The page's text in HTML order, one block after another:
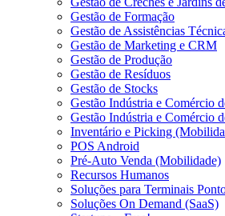
Gestão de Formação
Gestão de Assistências
Gestão de Marketing e CRM
Gestão de Produção
Gestão de Resíduos
Gestão de Stocks
Gestão Indústria e Comércio
Gestão Indústria e Comércio
Inventário e Picking
POS Android
Pré-Auto Venda (Mobilidade)
Recursos Humanos
Soluções para Terminais
Soluções On Demand (SaaS)